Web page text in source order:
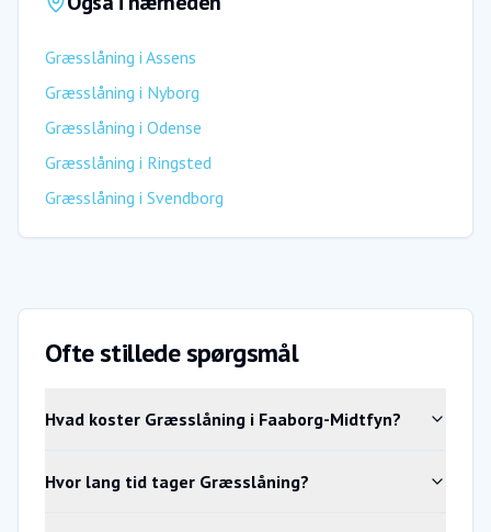
Græsslåning i Assens
Græsslåning i Nyborg
Græsslåning i Odense
Græsslåning i Ringsted
Græsslåning i Svendborg
Ofte stillede spørgsmål
Hvad koster Græsslåning i Faaborg-Midtfyn?
Hvor lang tid tager Græsslåning?